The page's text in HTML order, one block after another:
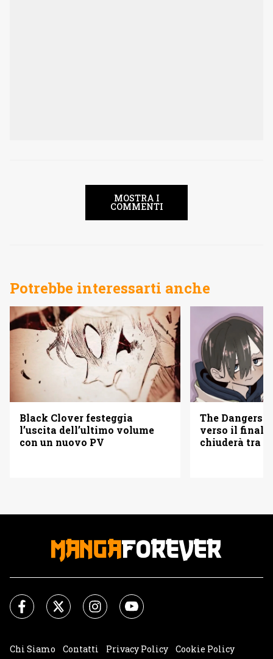
MOSTRA I
COMMENTI
Potrebbe interessarti anche
Black Clover festeggia
l’uscita dell’ultimo volume
con un nuovo PV
The Dangers
verso il
chiuderà tra
Chi Siamo Contatti Privacy Policy Cookie Policy